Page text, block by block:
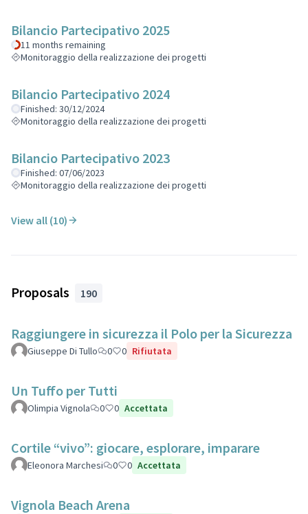
Bilancio Partecipativo 2025
11 months remaining
Monitoraggio della realizzazione dei progetti
Bilancio Partecipativo 2024
Finished: 30/12/2024
Monitoraggio della realizzazione dei progetti
Bilancio Partecipativo 2023
Finished: 07/06/2023
Monitoraggio della realizzazione dei progetti
View all (10)
Proposals 190
Raggiungere in sicurezza il Polo per la Sicurezza
Giuseppe Di Tullo 0 0 Rifiutata
Un Tuffo per Tutti
Olimpia Vignola 0 0 Accettata
Cortile “vivo”: giocare, esplorare, imparare
Eleonora Marchesi 0 0 Accettata
Vignola Beach Arena